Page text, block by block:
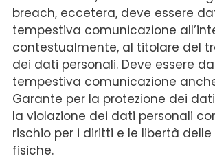
breach, eccetera, deve essere
tempestiva comunicazione
contestualmente, al titolare del
dei dati personali. Deve essere
tempestiva comunicazione
Garante per la protezione dei
la violazione dei dati personali
rischio per i diritti e le libertà delle
fisiche.